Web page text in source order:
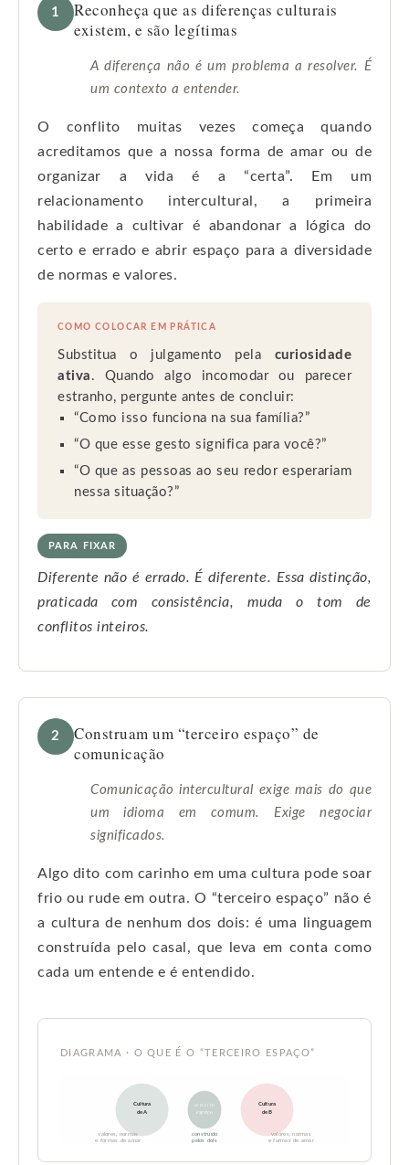
1
Reconheça que as diferenças culturais
existem, e são legítimas
A diferença não é um problema a resolver. É
um contexto a entender.
O conflito muitas vezes começa quando
acreditamos que a nossa forma de amar ou de
organizar a vida é a “certa”. Em um
relacionamento intercultural, a primeira
habilidade a cultivar é abandonar a lógica do
certo e errado e abrir espaço para a diversidade
de normas e valores.
COMO COLOCAR EM PRÁTICA
Substitua o julgamento pela curiosidade
ativa . Quando algo incomodar ou parecer
estranho, pergunte antes de concluir:
“Como isso funciona na sua família?”
“O que esse gesto significa para você?”
“O que as pessoas ao seu redor esperariam
nessa situação?”
PARA FIXAR
Diferente não é errado. É diferente. Essa distinção,
praticada com consistência, muda o tom de
conflitos inteiros.
2
Construam um “terceiro espaço” de
comunicação
Comunicação intercultural exige mais do que
um idioma em comum. Exige negociar
significados.
Algo dito com carinho em uma cultura pode soar
frio ou rude em outra. O “terceiro espaço” não é
a cultura de nenhum dos dois: é uma linguagem
construída pelo casal, que leva em conta como
cada um entende e é entendido.
DIAGRAMA · O QUE É O “TERCEIRO ESPAÇO”
Cultura
de A
Cultura
de B
terceiro
espaço
valores, normas
e formas de amar
valores, normas
e formas de amar
construído
pelos dois